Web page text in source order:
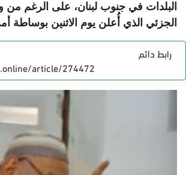
البلدات في جنوب لبنان، على الرغم من
الجزئي الذي أُعلن يوم الاثنين بوساطة
رابط دائم
article/274472